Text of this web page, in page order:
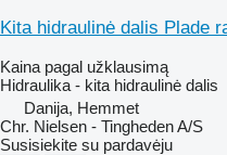
Kita hidraulinė dalis Plade
Kaina pagal užklausimą
Hidraulika - kita hidraulinė dalis
Danija, Hemmet
Chr. Nielsen - Tingheden A/S
Susisiekite su pardavėju